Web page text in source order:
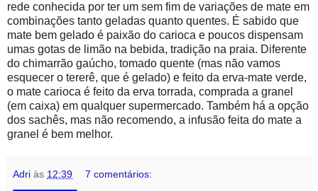
rede conhecida por ter um sem fim de variações de mate em
combinações tanto geladas quanto quentes. É sabido que
mate bem gelado é paixão do carioca e poucos dispensam
umas gotas de limão na bebida, tradição na praia. Diferente
do chimarrão gaúcho, tomado quente (mas não vamos
esquecer o tererê, que é gelado) e feito da erva-mate verde,
o mate carioca é feito da erva torrada, comprada a granel
(em caixa) em qualquer supermercado. Também há a opção
dos sachês, mas não recomendo, a infusão feita do mate a
granel é bem melhor.
Adri às 12:39 7 comentários: